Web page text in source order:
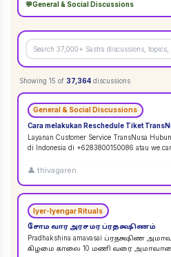
💬General & Social Discussions
Showing 15 of 37,364 discussions
General & Social Discussions
Cara melakukan Reschedule Tiket
Layanan Customer Service TransNusa
di Indonesia di +6283800150086 atau
👤 thivagaren
Iyer-Iyengar Rituals
சோம வார அரச மர ப்ரதக்ஷிணம்
Pradhakshina amavasai ப்ரதக்ஷிண அமாவாசை 02-09-2024 திங்கட்
கிழமை காலை 10 மணி வரை